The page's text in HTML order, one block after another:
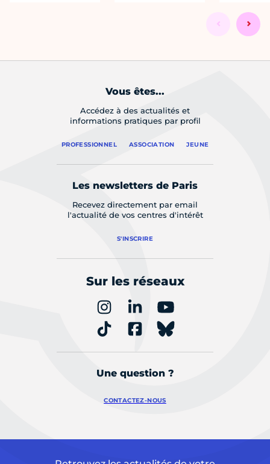
Vous êtes...
Accédez à des actualités et
informations pratiques par profil
PROFESSIONNEL ASSOCIATION JEUNE
Les newsletters de Paris
Recevez directement par email
l'actualité de vos centres d'intérêt
S'INSCRIRE
Sur les réseaux
Une question ?
CONTACTEZ-NOUS